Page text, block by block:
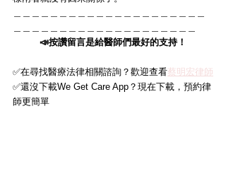
📣按讚留言是給醫師們最好的支持！
✅在尋找醫療法律相關諮詢？歡迎查看蔡明宏律師
✅還沒下載We Get Care App？現在下載，預約律
師更簡單